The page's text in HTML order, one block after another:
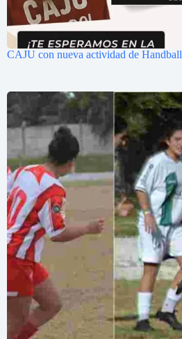
CAJU con nueva actividad de Handball